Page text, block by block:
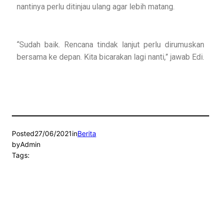
nantinya perlu ditinjau ulang agar lebih matang.
“Sudah baik. Rencana tindak lanjut perlu dirumuskan
bersama ke depan. Kita bicarakan lagi nanti,” jawab Edi.
Posted27/06/2021inBerita
byAdmin
Tags: